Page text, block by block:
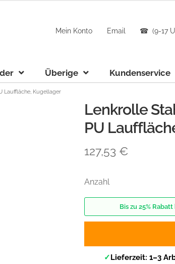
Mein Konto Email ☎ (9-17
Überige Kundenservice
Lauffläche, Kugellager
Lenkrolle
PU
127,53 €
Anzahl
Bis zu 25%
✓ Lieferzeit: 1–3